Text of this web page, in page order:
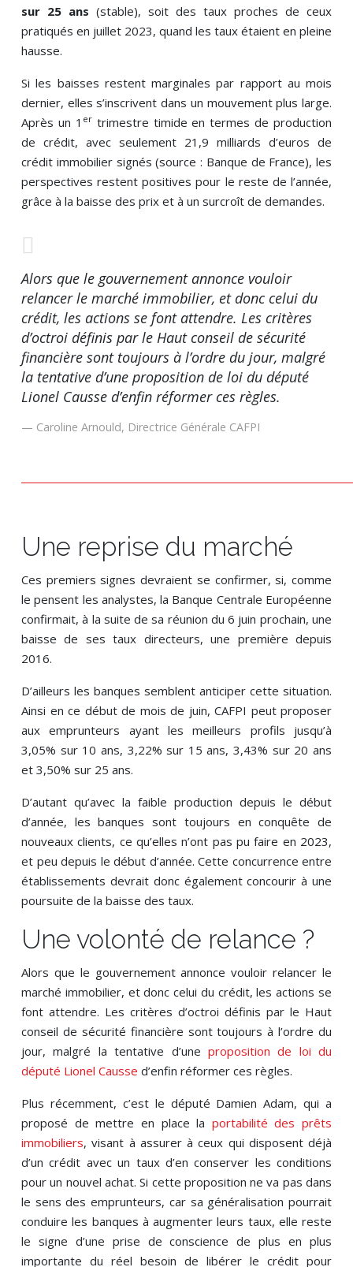
sur 25 ans (stable), soit des taux proches de ceux
pratiqués en juillet 2023, quand les taux étaient en pleine
hausse.
Si les baisses restent marginales par rapport au mois
dernier, elles s’inscrivent dans un mouvement plus large.
Après un 1 ertrimestre timide en termes de production
de crédit, avec seulement 21,9 milliards d’euros de
crédit immobilier signés (source : Banque de France), les
perspectives restent positives pour le reste de l’année,
grâce à la baisse des prix et à un surcroît de demandes.
Alors que le gouvernement annonce vouloir
relancer le marché immobilier, et donc celui du
crédit, les actions se font attendre. Les critères
d’octroi définis par le Haut conseil de sécurité
financière sont toujours à l’ordre du jour, malgré
la tentative d’une proposition de loi du député
Lionel Causse d’enfin réformer ces règles.
Caroline Arnould, Directrice Générale CAFPI
Une reprise du marché
Ces premiers signes devraient se confirmer, si, comme
le pensent les analystes, la Banque Centrale Européenne
confirmait, à la suite de sa réunion du 6 juin prochain, une
baisse de ses taux directeurs, une première depuis
2016.
D’ailleurs les banques semblent anticiper cette situation.
Ainsi en ce début de mois de juin, CAFPI peut proposer
aux emprunteurs ayant les meilleurs profils jusqu’à
3,05% sur 10 ans, 3,22% sur 15 ans, 3,43% sur 20 ans
et 3,50% sur 25 ans.
D’autant qu’avec la faible production depuis le début
d’année, les banques sont toujours en conquête de
nouveaux clients, ce qu’elles n’ont pas pu faire en 2023,
et peu depuis le début d’année. Cette concurrence entre
établissements devrait donc également concourir à une
poursuite de la baisse des taux.
Une volonté de relance ?
Alors que le gouvernement annonce vouloir relancer le
marché immobilier, et donc celui du crédit, les actions se
font attendre. Les critères d’octroi définis par le Haut
conseil de sécurité financière sont toujours à l’ordre du
jour, malgré la tentative d’une proposition de loi du
député Lionel Causse d’enfin réformer ces règles.
Plus récemment, c’est le député Damien Adam, qui a
proposé de mettre en place la portabilité des prêts
immobiliers, visant à assurer à ceux qui disposent déjà
d’un crédit avec un taux d’en conserver les conditions
pour un nouvel achat. Si cette proposition ne va pas dans
le sens des emprunteurs, car sa généralisation pourrait
conduire les banques à augmenter leurs taux, elle reste
le signe d’une prise de conscience de plus en plus
importante du réel besoin de libérer le crédit pour